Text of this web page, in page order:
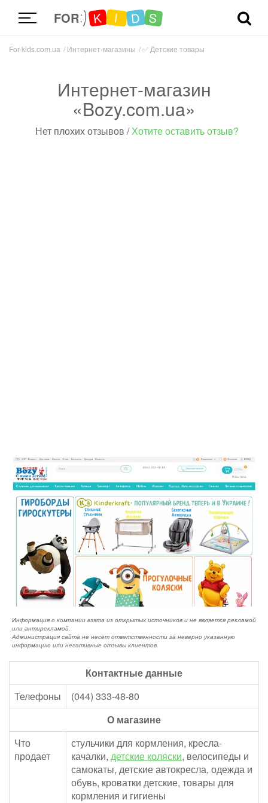
FOR K I D S
For-kids.com.ua Интернет-магазины ✅ Детские товары
Интернет-магазин
«Bozy.com.ua»
Нет плохих отзывов /Хотите оставить отзыв?
Информация о компании взята из открытых источников и не является рекламой
или антирекламой.
Администрация сайта не несёт ответственности за неверно указанную
информацию или негативные отзывы клиентов.
Контактные данные
Телефоны
(044) 333-48-80
О магазине
Что
продает
стульчики для кормления, кресла-
качалки, детские коляски, велосипеды и
самокаты, детские автокресла, одежда и
обувь, кроватки детские, товары для
кормления и гигиены